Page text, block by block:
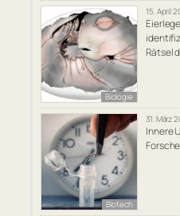
Biologie
15. April
Rätsel
Biotech
31. März
Innere